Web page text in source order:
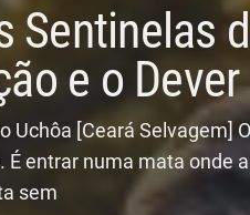
Sentinelas
e o
Uchôa [Ceará Selvagem]
É entrar numa mata onde
sem